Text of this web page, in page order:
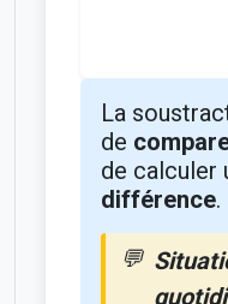
La
de
de calculer
différence.